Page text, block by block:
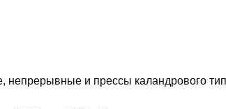
непрерывные и прессы каландрового